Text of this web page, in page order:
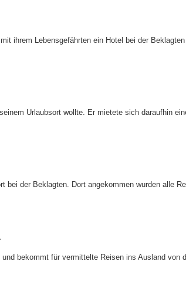
ihrem Lebensgefährten ein Hotel bei der
Urlaubsort wollte. Er mietete sich daraufhin
der Beklagten. Dort angekommen wurden alle
bekommt für vermittelte Reisen ins Ausland von